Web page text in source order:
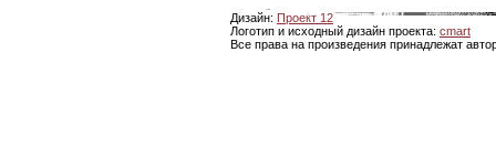
Дизайн: Проект 12
Логотип и исходный дизайн проекта: cmart
Все права на произведения принадлежат